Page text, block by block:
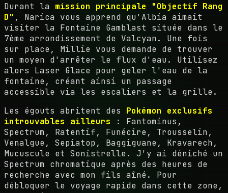
Durant la mission principale "Objectif Rang
D" , Narica vous apprend qu'Albia aimait
visiter la Fontaine Gamblast située dans le
7ème arrondissement de Valcyan. Une fois
sur place, Millie vous demande de trouver
un moyen d'arrêter le flux d'eau. Utilisez
alors Laser Glace pour geler l'eau de la
fontaine, créant ainsi un passage
accessible via les escaliers et la grille.
Les égouts abritent des Pokémon exclusifs
introuvables ailleurs : Fantominus,
Spectrum, Ratentif, Funécire, Trousselin,
Venalgue, Sepiatop, Baggiguane, Kravarech,
Mucuscule et Sonistrelle. J'y ai déniché un
Spectrum chromatique après des heures de
recherche avec mon fils aîné. Pour
débloquer le voyage rapide dans cette zone,